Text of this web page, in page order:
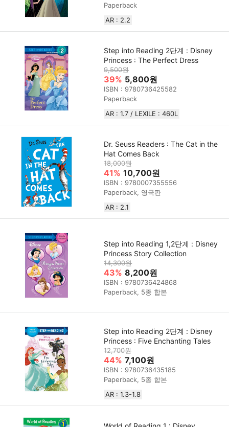
Paperback
AR : 2.2
Step into Reading 2단계 : Disney
Princess : The Perfect Dress
9,500원
39% 5,800원
ISBN : 9780736425582
Paperback
AR : 1.7 / LEXILE : 460L
Dr. Seuss Readers : The Cat in the
Hat Comes Back
18,000원
41% 10,700원
ISBN : 9780007355556
Paperback, 영국판
AR : 2.1
Step into Reading 1,2단계 : Disney
Princess Story Collection
14,300원
43% 8,200원
ISBN : 9780736424868
Paperback, 5종 합본
Step into Reading 2단계 : Disney
Princess : Five Enchanting Tales
12,700원
44% 7,100원
ISBN : 9780736435185
Paperback, 5종 합본
AR : 1.3-1.8